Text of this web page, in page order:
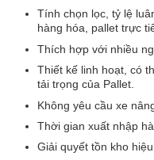
Tính chọn lọc, tỷ lệ
hàng hóa, pallet trực
Thích hợp với nhiều
Thiết kế linh hoạt, có
tải trọng của Pallet.
Không yêu cầu xe
Thời gian xuất nhập
Giải quyết tồn kho